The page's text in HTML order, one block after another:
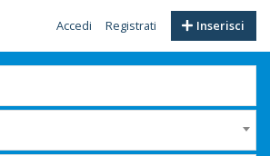
Inserisci
Accedi Registrati